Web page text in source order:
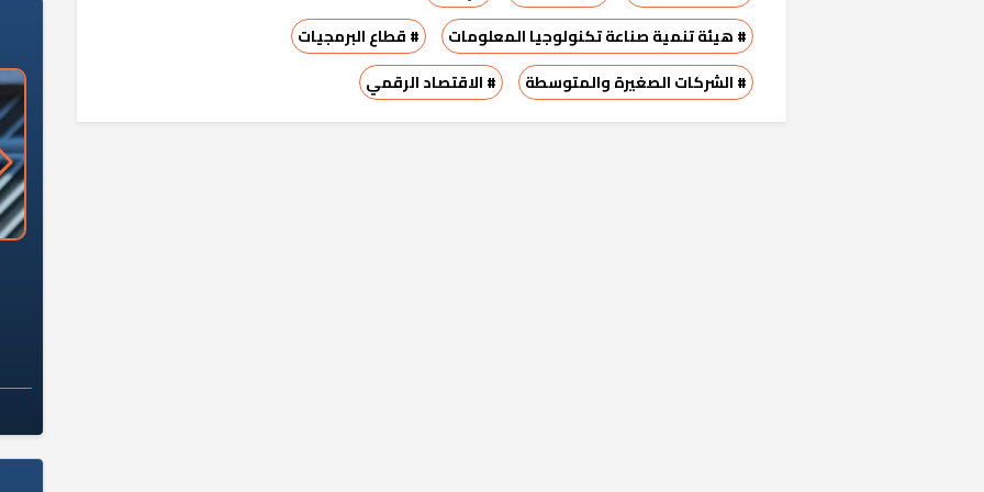
# هيئة تنمية صناعة تكنولوجيا المعلومات
# قطاع البرمجيات
# الشركات الصغيرة والمتوسطة
# الاقتصاد الرقمي